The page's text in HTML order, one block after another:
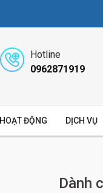
Hotline
0962871919
HOẠT ĐỘNG DỊCH VỤ
Dành